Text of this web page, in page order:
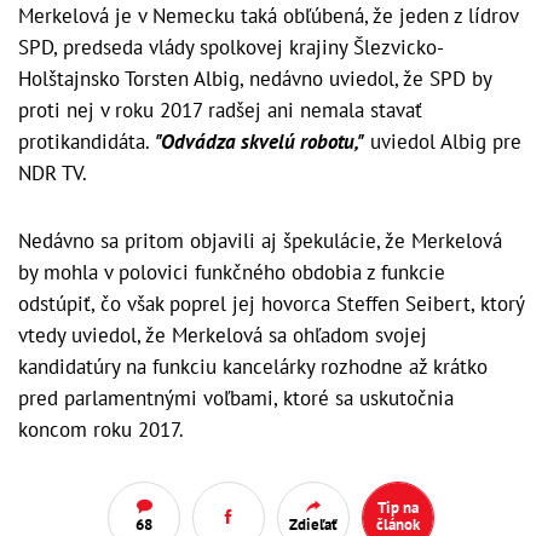
Merkelová je v Nemecku taká obľúbená, že jeden z lídrov
SPD, predseda vlády spolkovej krajiny Šlezvicko-
Holštajnsko Torsten Albig, nedávno uviedol, že SPD by
proti nej v roku 2017 radšej ani nemala stavať
protikandidáta. "Odvádza skvelú robotu," uviedol Albig pre
NDR TV.
Nedávno sa pritom objavili aj špekulácie, že Merkelová
by mohla v polovici funkčného obdobia z funkcie
odstúpiť, čo však poprel jej hovorca Steffen Seibert, ktorý
vtedy uviedol, že Merkelová sa ohľadom svojej
kandidatúry na funkciu kancelárky rozhodne až krátko
pred parlamentnými voľbami, ktoré sa uskutočnia
koncom roku 2017.
68 Zdieľať
Tip na
článok